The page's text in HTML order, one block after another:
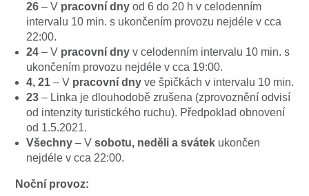
26 – V pracovní dny od 6 do 20 h v celodenním
intervalu 10 min. s ukončením provozu nejdéle v cca
22:00.
24 – V pracovní dny v celodenním intervalu 10 min. s
ukončením provozu nejdéle v cca 19:00.
4, 21 – V pracovní dny ve špičkách v intervalu 10 min.
23 – Linka je dlouhodobě zrušena (zprovoznění odvisí
od intenzity turistického ruchu). Předpoklad obnovení
od 1.5.2021.
Všechny – V sobotu, neděli a svátek ukončen
nejdéle v cca 22:00.
Noční provoz: